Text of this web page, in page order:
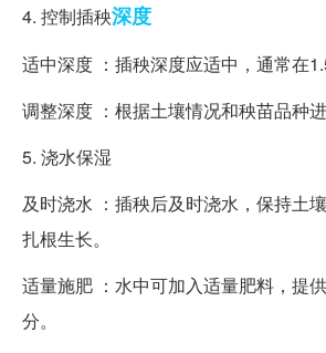
4. 控制插秧深度
适中深度 ：插秧深度应适中，通常在
调整深度 ：根据土壤情况和秧苗品种进
5. 浇水保湿
及时浇水 ：插秧后及时浇水，保持土
扎根生长。
适量施肥 ：水中可加入适量肥料，提
分。